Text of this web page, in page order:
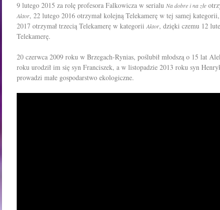
9 lutego 2015 za rolę profesora Falkowicza w serialu Na dobre i na złe
Aktor, 22 lutego 2016 otrzymał kolejną Telekamerę w tej samej
2017 otrzymał trzecią Telekamerę w kategoriiAktor, dzięki czemu 12
Telekamerę.
20 czerwca 2009 roku w Brzegach-Rynias, poślubił młodszą o 15 lat
roku urodził im się syn Franciszek, a w listopadzie 2013 roku syn
prowadzi małe gospodarstwo ekologiczne.